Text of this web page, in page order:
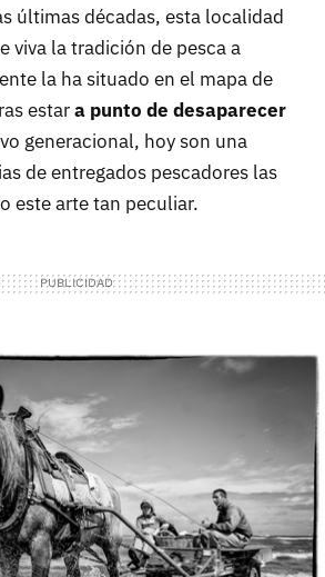
últimas décadas, esta localidad
viva la tradición de pesca a
la ha situado en el mapa de
estara punto de desaparecer
generacional, hoy son una
de entregados pescadores las
este arte tan peculiar.